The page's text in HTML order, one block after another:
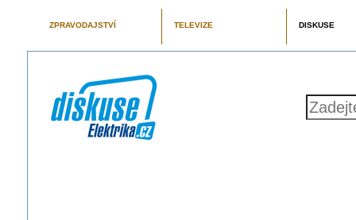
ZPRAVODAJSTVÍ TELEVIZE DISKUSE